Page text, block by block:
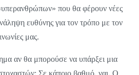
που θα φέρουν νέες
ευθύνης για τον τρόπο με τον
μας.
αν θα μπορούσε να υπάρξει μια
Σε κάποιο βαθμό, ναι. Ο